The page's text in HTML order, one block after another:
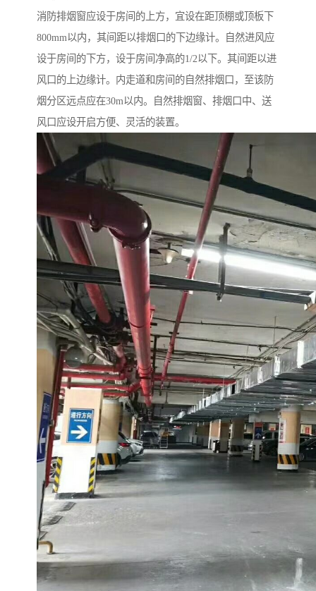
消防排烟窗应设于房间的上方，宜设在距顶棚或顶板下
800mm以内，其间距以排烟口的下边缘计。自然进风应
设于房间的下方，设于房间净高的1/2以下。其间距以进
风口的上边缘计。内走道和房间的自然排烟口，至该防
烟分区远点应在30m以内。自然排烟窗、排烟口中、送
风口应设开启方便、灵活的装置。